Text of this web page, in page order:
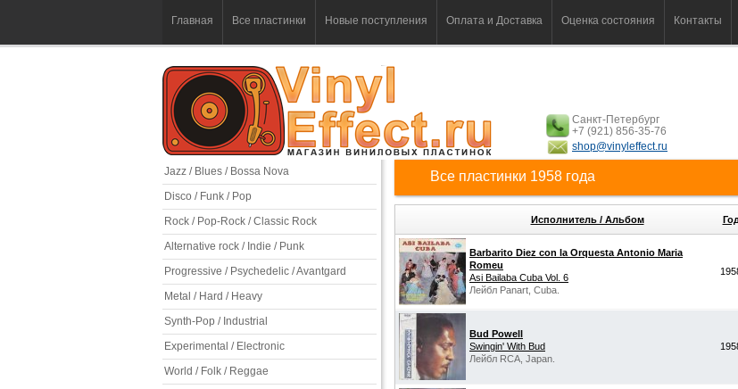
Главная Все пластинки Новые поступления Оплата и Доставка Оценка состояния Контакты
Санкт-Петербург
+7 (921) 856-35-76
shop@vinyleffect.ru
Jazz / Blues / Bossa Nova
Disco / Funk / Pop
Rock / Pop-Rock / Classic Rock
Alternative rock / Indie / Punk
Progressive / Psychedelic / Avantgard
Metal / Hard / Heavy
Synth-Pop / Industrial
Experimental / Electronic
World / Folk / Reggae
Все пластинки 1958 года
Исполнитель / Альбом Год
Barbarito Diez con la Orquesta Antonio Maria
Romeu
Asi Bailaba Cuba Vol. 6
Лейбл Panart, Cuba.
Bud Powell
Swingin' With Bud
Лейбл RCA, Japan.